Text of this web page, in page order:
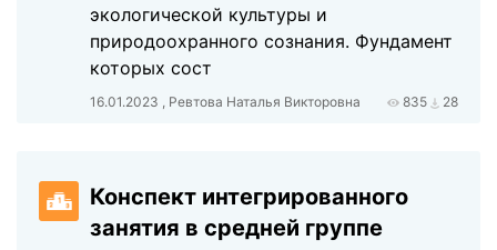
экологической культуры и
природоохранного сознания. Фундамент
которых сост
16.01.2023 , Ревтова Наталья Викторовна 835 28
Конспект интегрированного
занятия в средней группе